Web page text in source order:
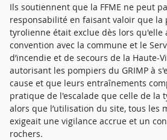
Ils soutiennent que la FFME ne peut
responsabilité en faisant valoir que la
tyrolienne était exclue dès lors qu'elle
convention avec la commune et le
d’incendie et de secours de la Haute-
autorisant les pompiers du GRIMP à
cause et que leurs entraînements
pratique de l'escalade que celle de la
alors que l’utilisation du site, tous les
exigeait une vigilance accrue et un
rochers.